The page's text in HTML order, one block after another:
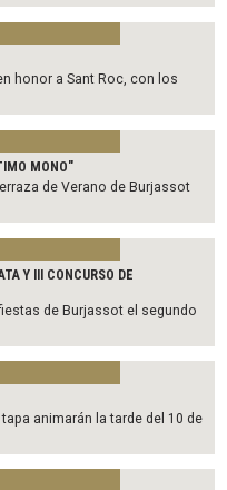
honor a Sant Roc, con los
MONO"
de Verano de Burjassot
Y III CONCURSO DE
de Burjassot el segundo
animarán la tarde del 10 de